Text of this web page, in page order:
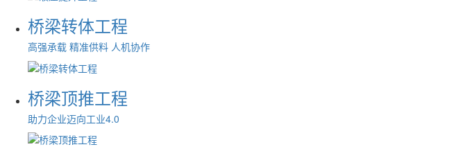
桥梁转体工程
高强承载 精准供料 人机协作
桥梁顶推工程
助力企业迈向工业4.0